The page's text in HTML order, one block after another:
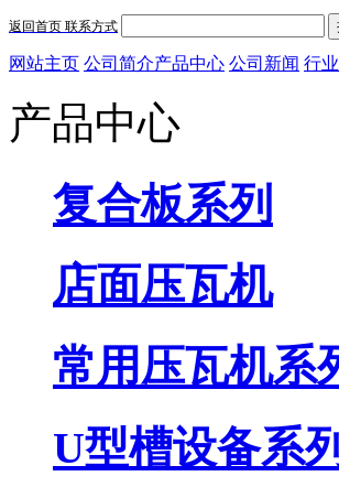
返回首页 联系方式
网站主页 公司简介产品中心 公司新闻 行
产品中心
复合板系列
店面压瓦机
常用压瓦机系
U型槽设备系列